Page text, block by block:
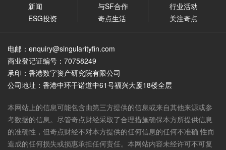
新闻
ESG投资
与SF合作
奇点生活
行业活动
关注奇点
电邮：enquiry@singularityfin.com
商业登记证编号：70758249
承印：香港数字资产研究院有限公司
公司地址：香港中环干诺道中61号福兴大厦18楼全层
本网站上的信息可能包含由第三方提供的信息或来自其他来源或参
考数据的信息。尽管奇点财经采取了合理措施确保本方所提供信息
的准确性，但奇点财经不对本方提供的任何信息的任何不准确 性而
造成的任何损失或损惠承担任何责任。本网站内容未经许可不可复